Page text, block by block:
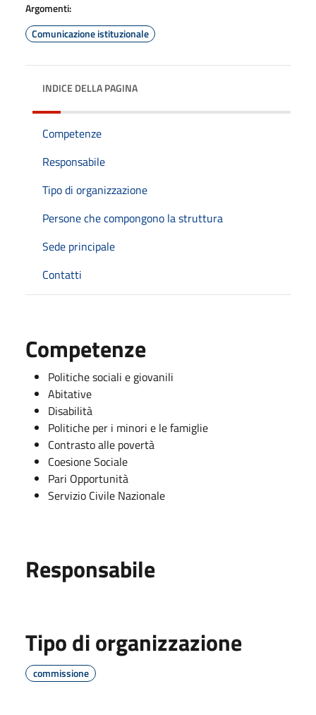
Argomenti:
Comunicazione istituzionale
INDICE DELLA PAGINA
Competenze
Responsabile
Tipo di organizzazione
Persone che compongono la struttura
Sede principale
Contatti
Competenze
Politiche sociali e giovanili
Abitative
Disabilità
Politiche per i minori e le famiglie
Contrasto alle povertà
Coesione Sociale
Pari Opportunità
Servizio Civile Nazionale
Responsabile
Tipo di organizzazione
commissione